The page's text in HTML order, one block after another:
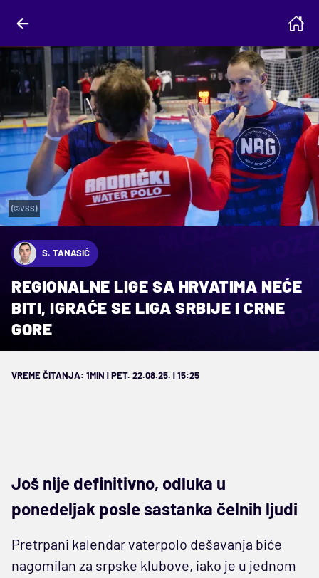
(©VSS)
S. TANASIĆ
REGIONALNE LIGE SA HRVATIMA NEĆE
BITI, IGRAĆE SE LIGA SRBIJE I CRNE
GORE
VREME ČITANJA: 1MIN | PET. 22.08.25. | 15:25
Još nije definitivno, odluka u
ponedeljak posle sastanka čelnih ljudi
Pretrpani kalendar vaterpolo dešavanja biće
nagomilan za srpske klubove, iako je u jednom